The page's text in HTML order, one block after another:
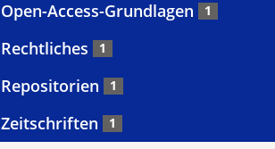
Open-Access-Grundlagen 1
Rechtliches 1
Repositorien 1
Zeitschriften 1